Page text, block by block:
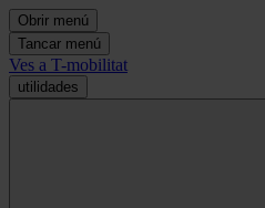
Obrir menú
Tancar menú
Ves a T-mobilitat
utilidades